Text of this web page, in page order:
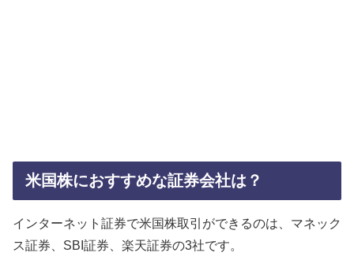
米国株におすすめな証券会社は？
インターネット証券で米国株取引ができるのは、マネック
ス証券、SBI証券、楽天証券の3社です。